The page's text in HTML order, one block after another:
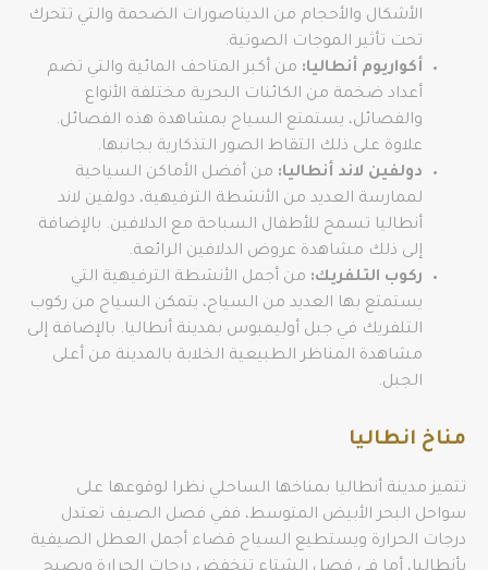
الأشكال والأحجام من الديناصورات الضحمة والتي تتحرك
تحت تأثير الموجات الصوتية.
أكواريوم أنطاليا: من أكبر المتاحف المائية والتي تضم
أعداد ضخمة من الكائنات البحرية مختلفة الأنواع
والفصائل، يستمتع السياح بمشاهدة هذه الفصائل.
علاوة على ذلك التقاط الصور التذكارية بجانبها.
دولفين لاند أنطاليا: من أفضل الأماكن السياحية
لممارسة العديد من الأنشطة الترفيهية، دولفين لاند
أنطاليا تسمح للأطفال السباحة مع الدلافين. بالإضافة
إلى ذلك مشاهدة عروض الدلافين الرائعة.
ركوب التلفريك: من أجمل الأنشطة الترفيهية التي
يستمتع بها العديد من السياح، يتمكن السياح من ركوب
التلفريك في جبل أوليمبوس بمدينة أنطاليا. بالإضافة إلى
مشاهدة المناظر الطبيعية الخلابة بالمدينة من أعلى
الجبل.
مناخ انطاليا
تتميز مدينة أنطاليا بمناخها الساحلي نظرا لوقوعها على
سواحل البحر الأبيض المتوسط، ففي فصل الصيف تعتدل
درجات الحرارة ويستطيع السياح قضاء أجمل العطل الصيفية